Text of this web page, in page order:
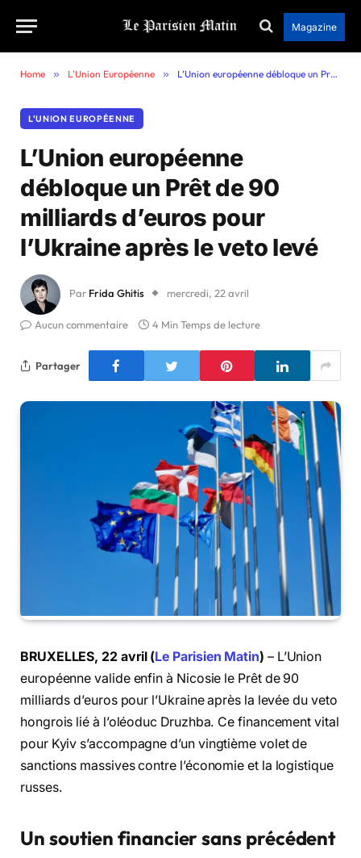
Magazine
Home » L'Union Européenne » L’Union européenne débloque un Prêt de 90 milliards d’euros pour l’Ukraine après le veto levé
L'UNION EUROPÉENNE
L’Union européenne
débloque un Prêt de 90
milliards d’euros pour
l’Ukraine après le veto levé
Par Frida Ghitis mercredi, 22 avril
Aucun commentaire 4 Min Temps de lecture
Partager
BRUXELLES, 22 avril (Le Parisien Matin) – L’Union
européenne valide enfin à Nicosie le Prêt de 90
milliards d’euros pour l’Ukraine après la levée du veto
hongrois lié à l’oléoduc Druzhba. Ce financement vital
pour Kyiv s’accompagne d’un vingtième volet de
sanctions massives contre l’économie et la logistique
russes.
Un soutien financier sans précédent